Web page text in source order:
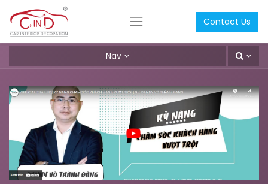
Contact Us
Nav